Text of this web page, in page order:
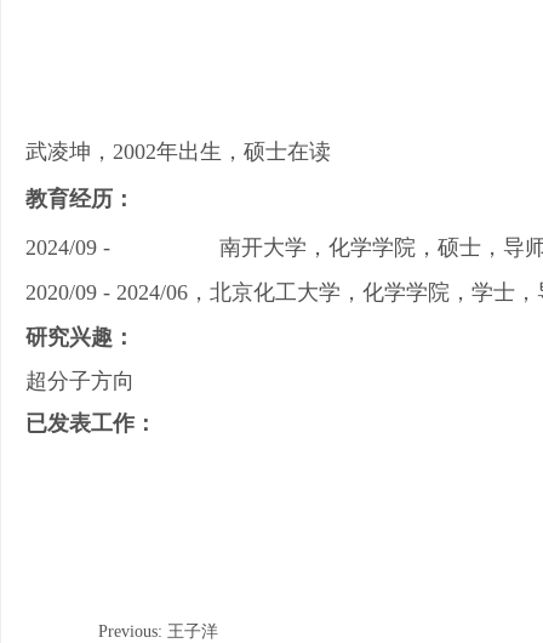
武凌坤，2002年出生，硕士在读
教育经历：
2024/09 - 南开大学，化学学院，硕士，导师
2020/09 - 2024/06 ，北京化工大学，化学学院，学士
研究兴趣：
超分子方向
已发表工作：
Previous: 王子洋